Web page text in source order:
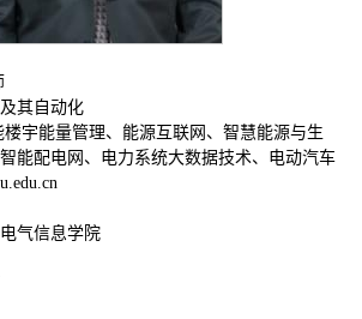
其自动化
宇能量管理、能源互联网、智慧能源与生
能配电网、电力系统大数据技术、电动汽车
气信息学院